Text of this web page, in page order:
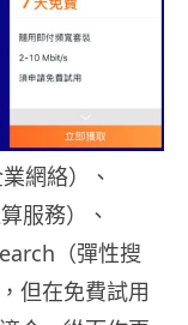
網絡）、
服務）、
（彈性搜
但在免費試用